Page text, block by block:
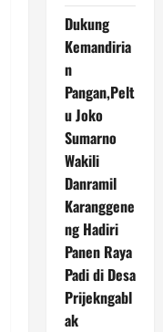
Dukung
Kemandiria
n
Pangan,Pelt
u Joko
Sumarno
Wakili
Danramil
Karanggene
ng Hadiri
Panen Raya
Padi di Desa
Prijekngabl
ak